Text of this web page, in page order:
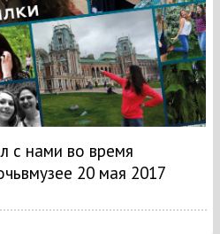
с нами во время
20 мая 2017